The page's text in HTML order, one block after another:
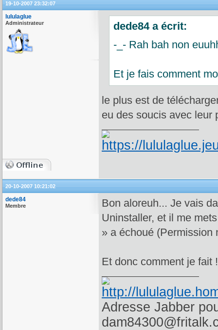
19-10-2007 23:32:07
lululaglue
Administrateur
dede84 a écrit:
-_- Rah bah non
Et je fais comment
le plus est de
eu des soucis avec leur
20-10-2007 10:21:02
dede84
Membre
Bon aloreuh... Je vais
Uninstaller, et il me
» a échoué (Permission
Et donc comment je fait
Adresse Jabber